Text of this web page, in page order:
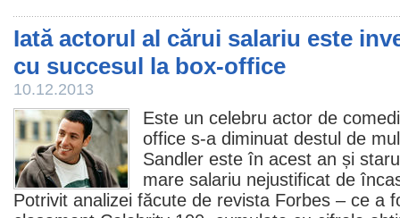
Iată actorul al cărui salariu este
cu succesul la box-office
10.12.2013
Este un celebru actor de
office s-a diminuat destul de
Sandler este în acest an și
mare salariu nejustificat de
Potrivit analizei făcute de revista Forbes – ce a